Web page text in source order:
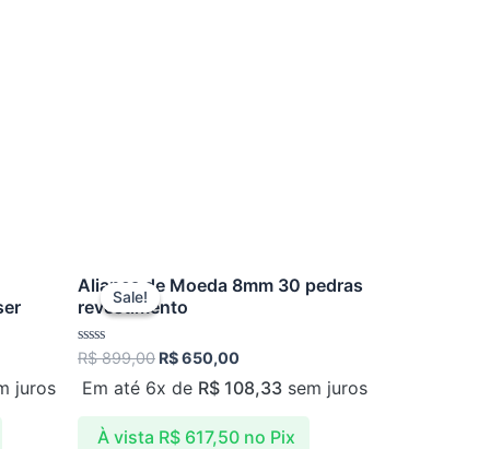
juros
Sale!
Sale!
Aliança de Moeda 8mm 30 pedras
revestimento
Avaliação
de
5
R$899,00
price
was:
R$650,00
price
À vista R$617,50 no Pix
Em até 6x de R$ 108,33 sem juros